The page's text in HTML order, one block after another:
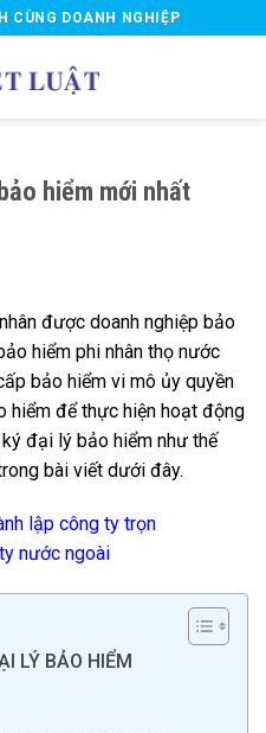
CÙNG DOANH NGHIỆP
hiểm mới nhất
được doanh nghiệp bảo
hiểm phi nhân thọ nước
bảo hiểm vi mô ủy quyền
hiểm để thực hiện hoạt động
đại lý bảo hiểm như thế
bài viết dưới đây.
lập công ty trọn
nước ngoài
LÝ BẢO HIỂM